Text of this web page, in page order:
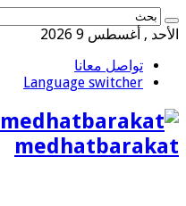
الأحد , أغسطس 9 2026
تواصل معانا
Language switcher
medhatbarakat